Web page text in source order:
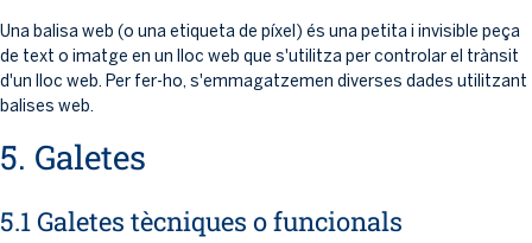
Una balisa web (o una etiqueta de píxel) és una petita i invisible peça
de text o imatge en un lloc web que s'utilitza per controlar el trànsit
d'un lloc web. Per fer-ho, s'emmagatzemen diverses dades utilitzant
balises web.
5. Galetes
5.1 Galetes tècniques o funcionals